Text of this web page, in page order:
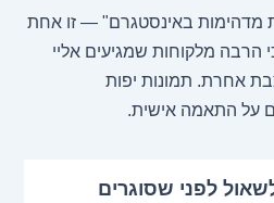
מדהימות באינסטגרם" — זו אחת
מלקוחות שמגיעים אליי
אחרת. תמונות יפות
על התאמה אישית.
לפני שסוגרים